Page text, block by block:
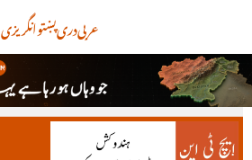
انگریزیپښتودریعربی